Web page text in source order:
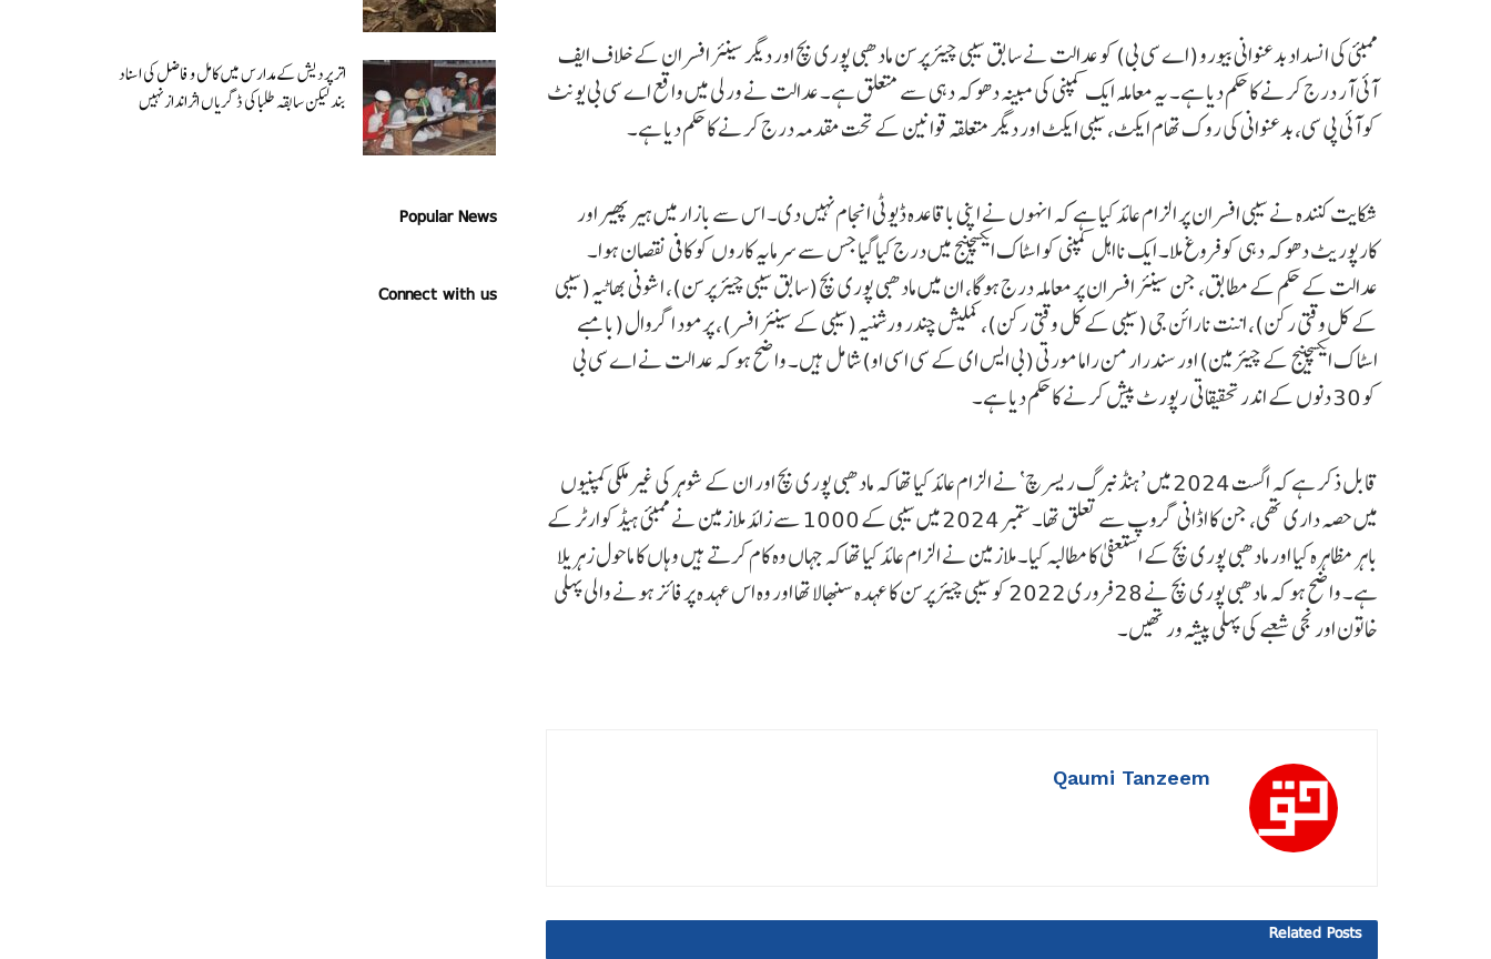
ممبئی کی انسداد بدعنوانی بیورو (اے سی بی) کو عدالت نے سابق سیبی چیئرپرسن مادھبی پوری بچ اور دیگر سینئر افسران کے خلاف ایف
آئی آر درج کرنے کا حکم دیا ہے۔ یہ معاملہ ایک کمپنی کی مبینہ دھوکہ دہی سے متعلق ہے۔ عدالت نے ورلی میں واقع اے سی بی یونٹ
کو آئی پی سی، بدعنوانی کی روک تھام ایکٹ، سیبی ایکٹ اور دیگر متعلقہ قوانین کے تحت مقدمہ درج کرنے کا حکم دیا ہے۔
شکایت کنندہ نے سیبی افسران پر الزام عائد کیا ہے کہ انہوں نے اپنی باقاعدہ ڈیوٹی انجام نہیں دی۔ اس سے بازار میں ہیر پھیر اور
کارپوریٹ دھوکہ دہی کو فروغ ملا۔ ایک نااہل کمپنی کو اسٹاک ایکسچینج میں درج کیا گیا جس سے سرمایہ کاروں کو کافی نقصان ہوا۔
عدالت کے حکم کے مطابق، جن سینئر افسران پر معاملہ درج ہوگا، ان میں مادھبی پوری بچ (سابق سیبی چیئرپرسن)، اشونی بھاٹیہ (سیبی
کے کل وقتی رکن)، اننت نارائن جی (سیبی کے کل وقتی رکن)، کملیش چندر ورشنیہ (سیبی کے سینئر افسر)، پرمود اگروال (بامبے
اسٹاک ایکسچینج کے چیئرمین) اور سندرارمن راما مورتی (بی ایس ای کے سی اسی او) شامل ہیں۔ واضح ہو کہ عدالت نے اے سی بی
کو 30 دنوں کے اندر تحقیقاتی رپورٹ پیش کرنے کا حکم دیا ہے۔
قابل ذکر ہے کہ اگست 2024 میں ’ہنڈنبرگ ریسرچ‘ نے الزام عائد کیا تھا کہ مادھبی پوری بچ اور ان کے شوہر کی غیرملکی کمپنیوں
میں حصہ داری تھی، جن کا اڈانی گروپ سے تعلق تھا۔ ستمبر 2024 میں سیبی کے 1000 سے زائد ملازمین نے ممبئی ہیڈ کوارٹر کے
باہر مظاہرہ کیا اور مادھبی پوری بچ کے استعفیٰ کا مطالبہ کیا۔ ملازمین نے الزام عائد کیا تھا کہ جہاں وہ کام کرتے ہیں وہاں کا ماحول زہریلا
ہے۔ واضح ہو کہ مادھبی پوری بچ نے 28 فروری 2022 کو سیبی چیئرپرسن کا عہدہ سنبھالا تھا اور وہ اس عہدہ پر فائز ہونے والی پہلی
خاتون اور نجی شعبے کی پہلی پیشہ ور تھیں۔
Qaumi Tanzeem
Related Posts
اتر پردیش کےمدارس میں کامل و فاضل کی اسناد
بند لیکن سابقہ طلبا کی ڈگریا ں اثرانداز نہیں
Popular News
Connect with us